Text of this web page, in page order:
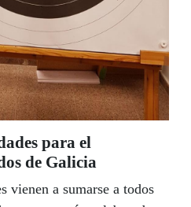
para el
de Galicia
vienen a sumarse a todos